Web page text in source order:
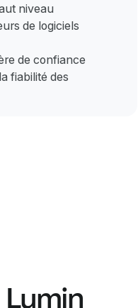
niveau
de logiciels
de confiance
fiabilité des